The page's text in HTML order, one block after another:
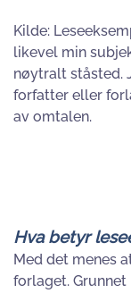
Kilde:
likevel min
nøytralt ståsted.
forfatter eller
av omtalen.
Hva betyr
Med det menes
forlaget.